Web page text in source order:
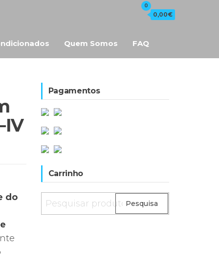
0
0,00€
Quem Somos FAQ
do
Pagamentos
Carrinho
Pesquisar
por:
Pesquisa